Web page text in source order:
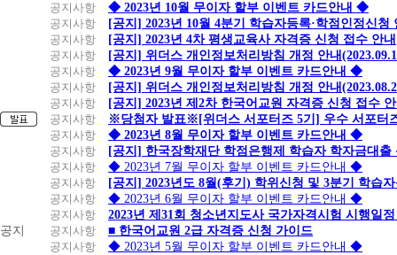
공지사항
◆ 2023년 10월 무이자 할부 이벤트 카드안내 ◆
공지사항
[공지] 2023년 10월 4분기 학습자등록·학점인정신청
공지사항
[공지] 2023년 4차 평생교육사 자격증 신청 접수 안내
공지사항
[공지] 위더스 개인정보처리방침 개정 안내
공지사항
◆ 2023년 9월 무이자 할부 이벤트 카드안내 ◆
공지사항
[공지] 위더스 개인정보처리방침 개정 안내
공지사항
[공지] 2023년 제2차 한국어교원 자격증 신청 접수
공지사항
※당첨자 발표※[위더스 서포터즈 5기] 우수 서포터
공지사항
◆ 2023년 8월 무이자 할부 이벤트 카드안내 ◆
공지사항
[공지] 한국장학재단 학점은행제 학습자 학자금대출
공지사항
◆ 2023년 7월 무이자 할부 이벤트 카드안내 ◆
공지사항
[공지] 2023년도 8월(후기) 학위신청 및 3분기 학습
공지사항
◆ 2023년 6월 무이자 할부 이벤트 카드안내 ◆
공지사항
2023년 제31회 청소년지도사 국가자격시험 시행일
공지
공지사항
■ 한국어교원 2급 자격증 신청 가이드
공지사항
◆ 2023년 5월 무이자 할부 이벤트 카드안내 ◆